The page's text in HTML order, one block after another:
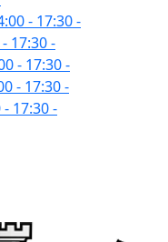
- 17:30-
17:30-
- 17:30-
- 17:30-
- 17:30-